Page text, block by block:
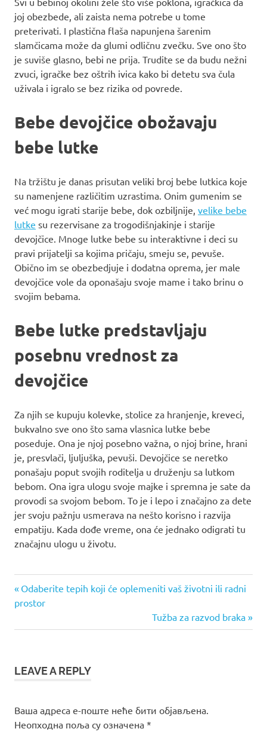
joj obezbede, ali zaista nema potrebe u tome
preterivati. I plastična flaša napunjena šarenim
slamčicama može da glumi odličnu zvečku. Sve ono što
je suviše glasno, bebi ne prija. Trudite se da budu nežni
zvuci, igračke bez oštrih ivica kako bi detetu sva čula
uživala i igralo se bez rizika od povrede.
Bebe devojčice obožavaju
bebe lutke
Na tržištu je danas prisutan veliki broj bebe lutkica koje
su namenjene različitim uzrastima. Onim gumenim se
već mogu igrati starije bebe, dok ozbiljnije, velike bebe
lutke su rezervisane za trogodišnjakinje i starije
devojčice. Mnoge lutke bebe su interaktivne i deci su
pravi prijatelji sa kojima pričaju, smeju se, pevuše.
Obično im se obezbedjuje i dodatna oprema, jer male
devojčice vole da oponašaju svoje mame i tako brinu o
svojim bebama.
Bebe lutke predstavljaju
posebnu vrednost za
devojčice
Za njih se kupuju kolevke, stolice za hranjenje, kreveci,
bukvalno sve ono što sama vlasnica lutke bebe
poseduje. Ona je njoj posebno važna, o njoj brine, hrani
je, presvlači, ljuljuška, pevuši. Devojčice se neretko
ponašaju poput svojih roditelja u druženju sa lutkom
bebom. Ona igra ulogu svoje majke i spremna je sate da
provodi sa svojom bebom. To je i lepo i značajno za dete
jer svoju pažnju usmerava na nešto korisno i razvija
empatiju. Kada dođe vreme, ona će jednako odigrati tu
značajnu ulogu u životu.
Кретање
Previous
Post:
Odaberite tepih koji će oplemeniti vaš životni ili radni
prostor
Next
Post:
Tužba za razvod braka
LEAVE A REPLY
Ваша адреса е-поште неће бити објављена.
Неопходна поља су означена *